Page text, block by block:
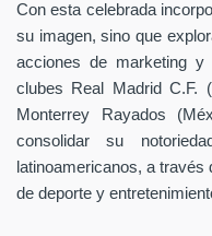
Con esta celebrada
su imagen, sino que
acciones de marketing
clubes Real Madrid C.F.
Monterrey Rayados
consolidar su
latinoamericanos, a
de deporte y